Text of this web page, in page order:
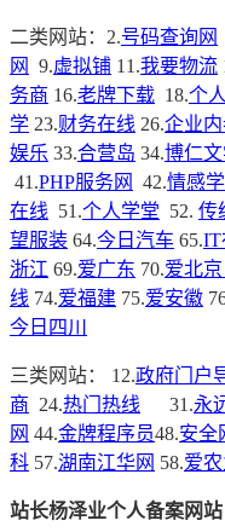
二类网站： 2.号码查询网
网
9.虚拟铺 11.我要物流
务商 16.老牌下载 18.个
学 23.财务在线 26.企业
娱乐 33.合营岛 34.博仁
41.PHP服务网 42.情感
在线 51.个人学堂 52. 传
望服装 64.今日汽车 65.IT
浙江 69.爱广东 70.爱北京
线 74.爱福建 75.爱安徽
今日四川
三类网站： 12.政府门户
商 24.热门热线 31.永
网 44.金牌程序员48.安全
科 57.湖南江华网 58.爱
站长杨泽业个人备案网站